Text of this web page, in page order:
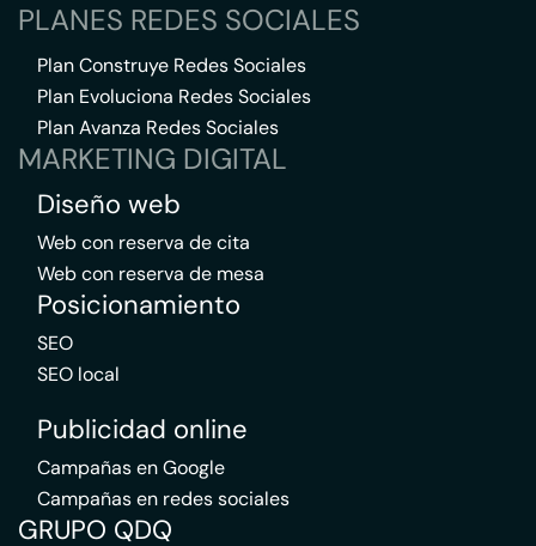
PLANES REDES SOCIALES
Plan Construye Redes Sociales
Plan Evoluciona Redes Sociales
Plan Avanza Redes Sociales
MARKETING DIGITAL
Diseño web
Web con reserva de cita
Web con reserva de mesa
Posicionamiento
SEO
SEO local
Publicidad online
Campañas en Google
Campañas en redes sociales
GRUPO QDQ